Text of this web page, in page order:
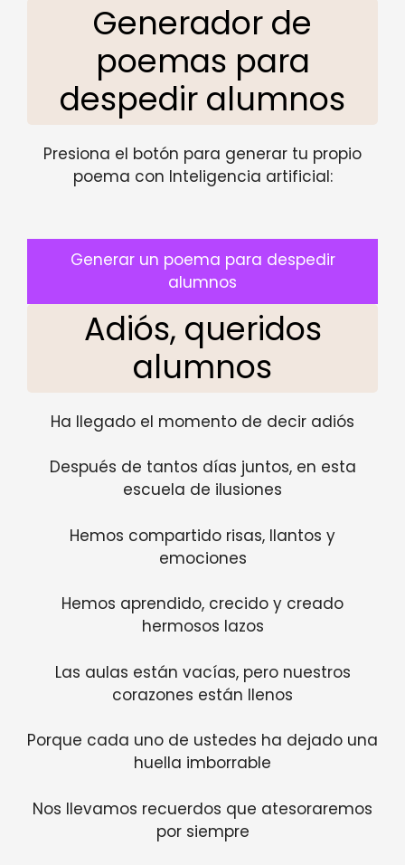
Generador de
poemas para
despedir alumnos
Presiona el botón para generar tu propio
poema con Inteligencia artificial:
Generar un poema para despedir
alumnos
Adiós, queridos
alumnos
Ha llegado el momento de decir adiós
Después de tantos días juntos, en esta
escuela de ilusiones
Hemos compartido risas, llantos y
emociones
Hemos aprendido, crecido y creado
hermosos lazos
Las aulas están vacías, pero nuestros
corazones están llenos
Porque cada uno de ustedes ha dejado una
huella imborrable
Nos llevamos recuerdos que atesoraremos
por siempre